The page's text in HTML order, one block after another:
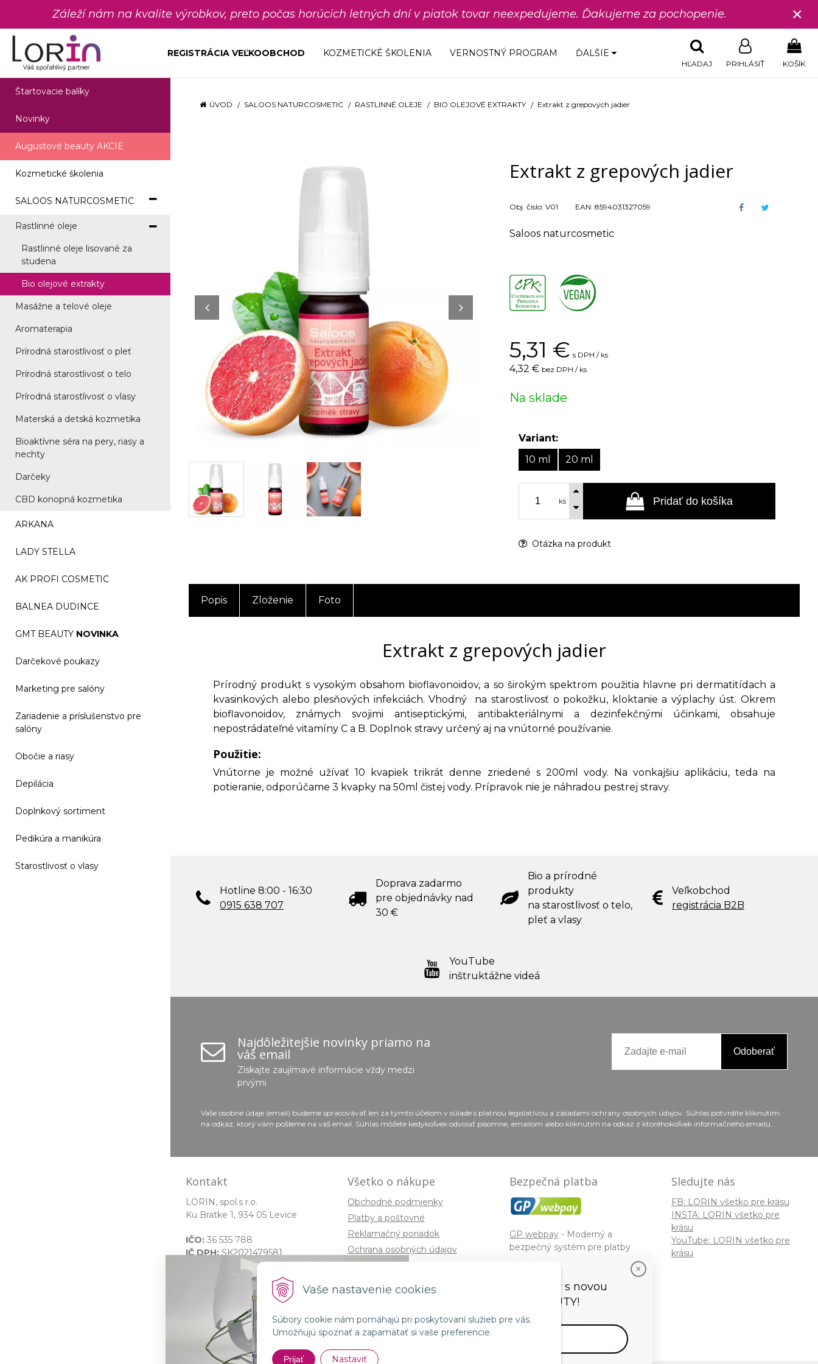
Vaše nastavenie cookies
Súbory cookie nám pomáhajú pri poskytovaní služieb pre vás.
Umožňujú spoznať a zapamätať si vaše preferencie.
Prijať Nastaviť
Záleží nám na kvalite výrobkov, preto počas horúcich letných dní v piatok tovar neexpedujeme. Ďakujeme za pochopenie. ×
REGISTRÁCIA VEĽKOOBCHOD KOZMETICKÉ ŠKOLENIA VERNOSTNÝ PROGRAM ĎALŠIE
KOŠÍK
PRIHLÁSIŤ
HĽADAJ
Štartovacie balíky
Novinky
Augustové beauty AKCIE
Kozmetické školenia
SALOOS NATURCOSMETIC
Rastlinné oleje
Rastlinné oleje lisované za
studena
Bio olejové extrakty
Masážne a telové oleje
Aromaterapia
Prírodná starostlivosť o pleť
Prírodná starostlivosť o telo
Prírodná starostlivosť o vlasy
Materská a detská kozmetika
Bioaktívne séra na pery, riasy a
nechty
Darčeky
CBD konopná kozmetika
ARKANA
LADY STELLA
AK PROFI COSMETIC
BALNEA DUDINCE
GMT BEAUTY NOVINKA
Darčekové poukazy
Marketing pre salóny
Zariadenie a príslušenstvo pre
salóny
Obočie a riasy
Depilácia
Doplnkový sortiment
Pedikúra a manikúra
Starostlivosť o vlasy
ÚVOD SALOOS NATURCOSMETIC RASTLINNÉ OLEJE BIO OLEJOVÉ EXTRAKTY Extrakt z grepových jadier
Extrakt z grepových jadier
Obj. čislo: V01 EAN: 8594031327059
Saloos naturcosmetic
5,31 € s DPH / ks
4,32 € bez DPH / ks
Na sklade
Variant:
10 ml
20 ml
ks Pridať do košíka
Otázka na produkt
Popis Zloženie Foto
Extrakt z grepových jadier
Prírodný produkt s vysokým obsahom bioflavonoidov, a so širokým spektrom použitia hlavne pri dermatitídach a
kvasinkových alebo plesňových infekciách. Vhodný na starostlivosť o pokožku, kloktanie a výplachy úst. Okrem
bioflavonoidov, známych svojimi antiseptickými, antibakteriálnymi a dezinfekčnými účinkami, obsahuje
nepostrádateľné vitamíny C a B. Doplnok stravy určený aj na vnútorné používanie.
Použitie:
Vnútorne je možné užívať 10 kvapiek trikrát denne zriedené s 200ml vody. Na vonkajšiu aplikáciu, teda na
potieranie, odporúčame 3 kvapky na 50ml čistej vody. Prípravok nie je náhradou pestrej stravy.
Hotline 8:00 - 16:30
0915 638 707
Doprava zadarmo
pre objednávky nad
30 €
Bio a prírodné
produkty
na starostlivosť o telo,
pleť a vlasy
Veľkobchod
registrácia B2B
YouTube
inštruktážne videá
Najdôležitejšie novinky priamo na
váš email
Získajte zaujímavé informácie vždy medzi
prvými
Odoberať
Vaše osobné údaje (email) budeme spracovávať len za týmto účelom v súlade s platnou legislatívou a zásadami ochrany osobných údajov. Súhlas potvrdíte kliknutím
na odkaz, ktorý vám pošleme na váš email. Súhlas môžete kedykoľvek odvolať písomne, emailom alebo kliknutím na odkaz z ktoréhokoľvek informačného emailu.
Kontakt
LORIN, spol.s r.o.
Ku Bratke 1, 934 05 Levice
IČO: 36 535 788
IČ DPH:SK2021479581
Zapísaná v OR vedenom
Okresným súdom Nitra,
Oddiel: Sro, Vložka č.: 11843/N,
Všetko o nákupe
Obchodné podmienky
Platby a poštovné
Reklamačný poriadok
Ochrana osobných údajov
Súbory cookies
Bezpečná platba
GP webpay - Moderný a
bezpečný systém pre platby
kartou na internete. Je jedným
z najpoužívanejších platobných
brán na slovenských e-
shopoch. Spĺňa bezpečnostné
America Express.
Sledujte nás
FB: LORIN všetko pre krásu
INSTA: LORIN všetko pre
krásu
YouTube: LORIN všetko pre
krásu
Spojenie prírody a vedy s novou
kozmetikou GMT BEAUTY!